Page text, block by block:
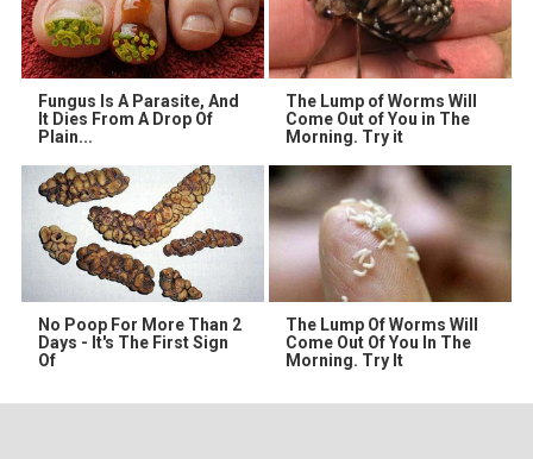
Fungus Is A Parasite, And
It Dies From A Drop Of
Plain...
The Lump of Worms Will
Come Out of You in The
Morning. Try it
No Poop For More Than 2
Days - It's The First Sign
Of
The Lump Of Worms Will
Come Out Of You In The
Morning. Try It